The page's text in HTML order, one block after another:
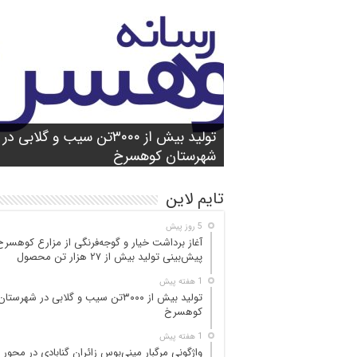
آغاز برداشت خیار و گوجه‌فرنگی از
کوهسرخ؛
تن محصول
تولید بیش از ۳۰۰۰تن سیب و گلابی در
شهرستان کوهسرخ
واژگونی مرگبار مینی‌بوس زائران
در محور کاشمر ـ کوهسرخ؛ ۵
۲۵ مصدوم
بازدید میدانی مسئولان از محور کاشمر
کوهسرخ و بررسی نقاط حادثه‌خیز
شورای آموزش و پرورش شهرستان
کوهسرخ برگزار شد؛ تأکید بر آمادگی
مدارس برای سال تحصیلی جدید
تایم لاین
5 روز پیش
آغاز برداشت خیار و گوجه‌فرنگی از مزارع
پیش‌بینی تولید بیش از ۲۷ هزار تن محصول
1 هفته پیش
تولید بیش از ۳۰۰۰تن سیب و گلابی در
کوهسرخ
1 هفته پیش
واژگونی مرگبار مینی‌بوس زائران گنابادی در محور